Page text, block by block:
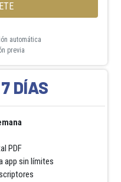
automática
previa
DÍAS
PDF
app sin límites